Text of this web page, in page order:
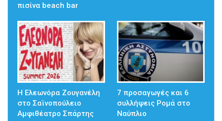
πισίνα beach bar
Η Ελεωνόρα Ζουγανέλη
στο Σαϊνοπούλειο
Αμφιθέατρο Σπάρτης
7 προσαγωγές και 6
συλλήψεις Ρομά στο
Ναύπλιο